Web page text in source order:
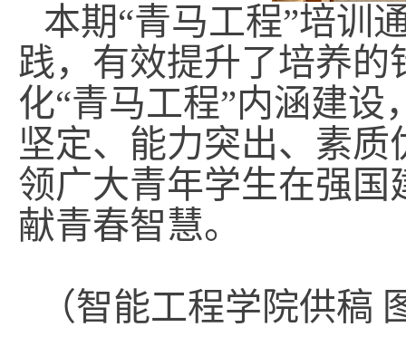
本期“青马工程”培训
践，有效提升了培养
化“青马工程”内涵建
坚定、能力突出、素
领广大青年学生在强
献青春智慧。
（智能工程学院供稿